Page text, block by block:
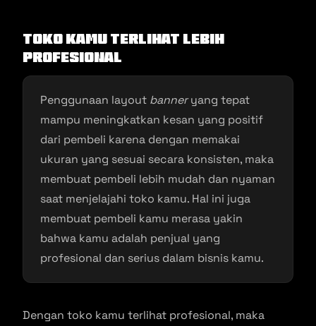
Toko Kamu Terlihat Lebih
Profesional
Penggunaan layout banneryang tepat
mampu meningkatkan kesan yang positif
dari pembeli karena dengan memakai
ukuran yang sesuai secara konsisten, maka
membuat pembeli lebih mudah dan nyaman
saat menjelajahi toko kamu. Hal ini juga
membuat pembeli kamu merasa yakin
bahwa kamu adalah penjual yang
profesional dan serius dalam bisnis kamu.
Dengan toko kamu terlihat profesional, maka